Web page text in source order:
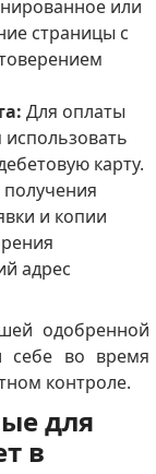
или
страницы с
Для оплаты
использовать
карту.
и копии
адрес
одобренной
себе во время
контроле.
для
в